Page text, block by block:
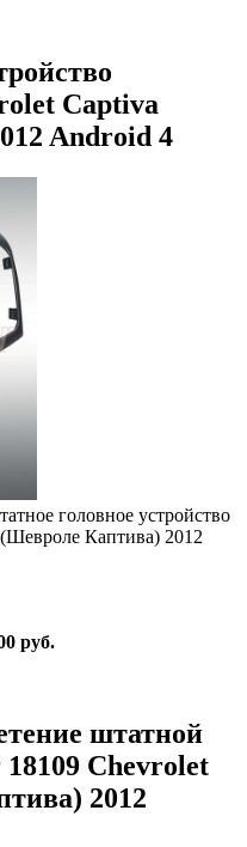
Captiva
Android 4
головное устройство
Каптива) 2012
руб.
штатной
Chevrolet
2012